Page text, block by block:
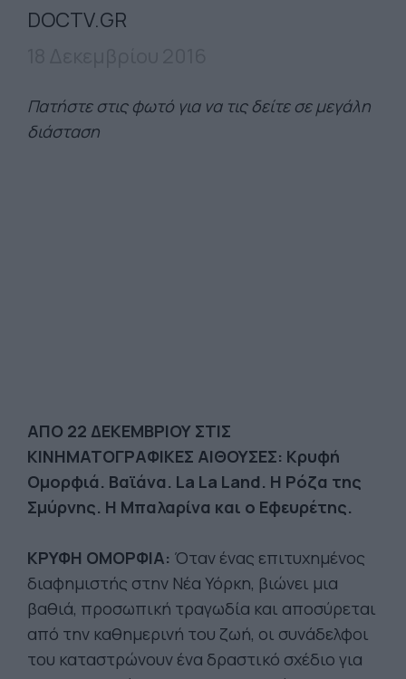
DOCTV.GR
Πατήστε στις φωτό για να τις δείτε σε μεγάλη
διάσταση
ΑΠΟ 22 ΔΕΚΕΜΒΡΙΟΥ ΣΤΙΣ
ΚΙΝΗΜΑΤΟΓΡΑΦΙΚΕΣ ΑΙΘΟΥΣΕΣ: Κρυφή
Ομορφιά. Βαϊάνα. La La Land. Η Ρόζα της
Σμύρνης. Η Μπαλαρίνα και ο Εφευρέτης.
ΚΡΥΦΗ ΟΜΟΡΦΙΑ: Όταν ένας επιτυχημένος
διαφημιστής στην Νέα Υόρκη, βιώνει μια
βαθιά, προσωπική τραγωδία και αποσύρεται
από την καθημερινή του ζωή, οι συνάδελφοι
του καταστρώνουν ένα δραστικό σχέδιο για